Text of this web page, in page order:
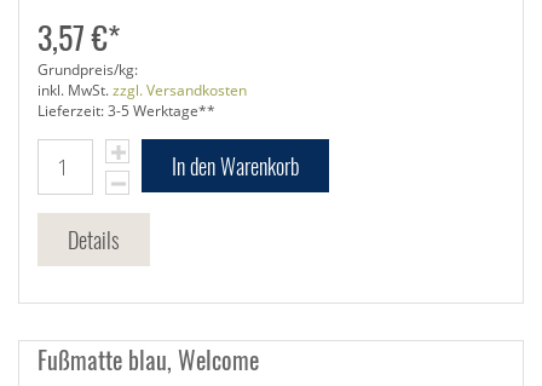
3,57 €*
Grundpreis/kg:
inkl. MwSt.zzgl. Versandkosten
Lieferzeit: 3-5 Werktage**
In den Warenkorb
Details
Fußmatte blau, Welcome